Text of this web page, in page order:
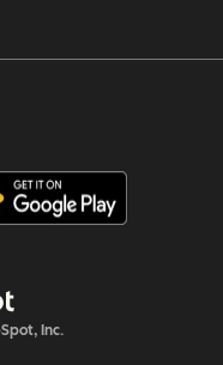
Inc.